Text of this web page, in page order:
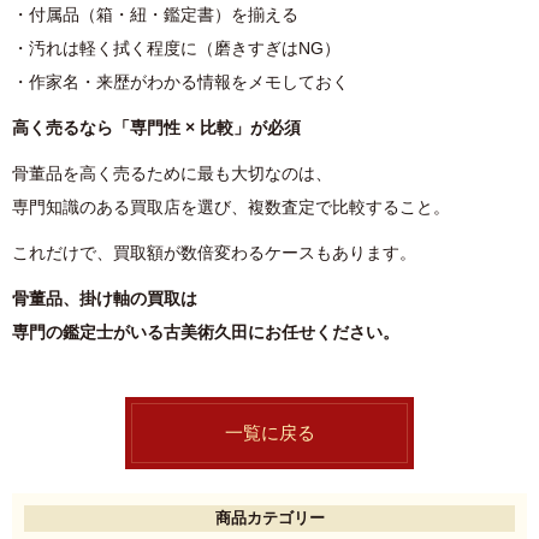
・付属品（箱・紐・鑑定書）を揃える
・汚れは軽く拭く程度に（磨きすぎはNG）
・作家名・来歴がわかる情報をメモしておく
高く売るなら「専門性 × 比較」が必須
骨董品を高く売るために最も大切なのは、
専門知識のある買取店を選び、複数査定で比較すること。
これだけで、買取額が数倍変わるケースもあります。
骨董品、掛け軸の買取は
専門の鑑定士がいる古美術久田にお任せください。
一覧に戻る
商品カテゴリー